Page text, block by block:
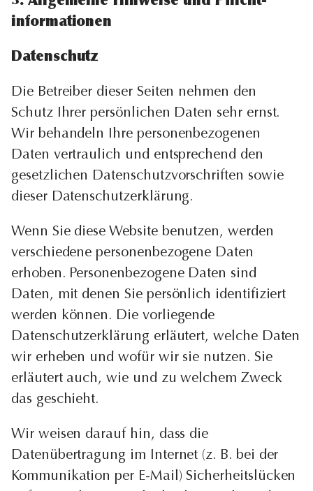
informationen
Datenschutz
Die Betreiber dieser Seiten nehmen den
Schutz Ihrer persönlichen Daten sehr ernst.
Wir behandeln Ihre personenbezogenen
Daten vertraulich und entsprechend den
gesetzlichen Datenschutzvorschriften sowie
dieser Datenschutzerklärung.
Wenn Sie diese Website benutzen, werden
verschiedene personenbezogene Daten
erhoben. Personenbezogene Daten sind
Daten, mit denen Sie persönlich identifiziert
werden können. Die vorliegende
Datenschutzerklärung erläutert, welche Daten
wir erheben und wofür wir sie nutzen. Sie
erläutert auch, wie und zu welchem Zweck
das geschieht.
Wir weisen darauf hin, dass die
Datenübertragung im Internet (z. B. bei der
Kommunikation per E-Mail) Sicherheitslücken